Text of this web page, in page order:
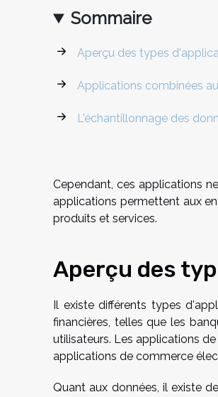
Sommaire
Aperçu des types
Applications combinées
L'échantillonnage des
Cependant, ces applications
applications permettent aux
produits et services.
Aperçu des
Il existe différents types
financières, telles que les
utilisateurs. Les applications
applications de commerce
Quant aux données, il existe